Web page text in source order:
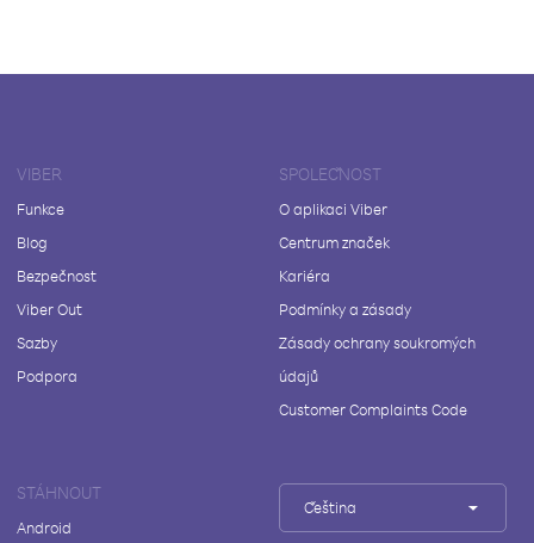
VIBER
Funkce
Blog
Bezpečnost
Viber Out
Sazby
Podpora
SPOLEČNOST
O aplikaci Viber
Centrum značek
Kariéra
Podmínky a zásady
Zásady ochrany soukromých
údajů
Customer Complaints Code
STÁHNOUT
Android
Čeština